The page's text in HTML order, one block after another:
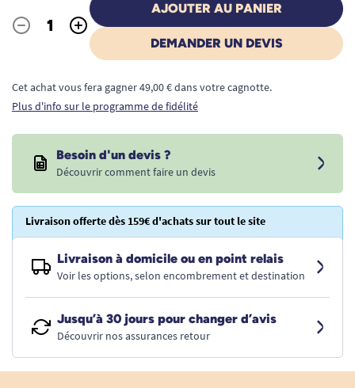
Quantité
- +
AJOUTER AU PANIER
DEMANDER UN DEVIS
Cet achat vous fera gagner 49,00 € dans votre cagnotte.
Plus d'info sur le programme de fidélité
Besoin d'un devis ?
Découvrir comment faire un devis
Livraison offerte dès 159€ d'achats sur tout le site
Livraison à domicile ou en point relais
Voir les options, selon encombrement et destination
Jusqu’à 30 jours pour changer d’avis
Découvrir nos assurances retour